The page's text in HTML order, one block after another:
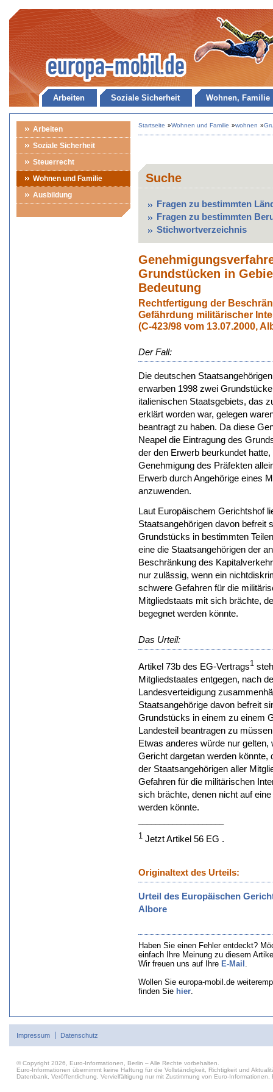
Arbeiten Soziale Sicherheit Wohnen, Familie
Arbeiten
Soziale Sicherheit
Steuerrecht
Wohnen und Familie
Ausbildung
Startseite »Wohnen und Familie »wohnen »
Suche
Fragen zu bestimmten
Fragen zu bestimmten
Stichwortverzeichnis
Grundstücken in
Bedeutung
Rechtfertigung der
Gefährdung militärischer
(C-423/98 vom 13.07.2000,
Der Fall:
Die deutschen
erwarben 1998 zwei
italienischen Staatsgebiets, das
erklärt worden war, gelegen
beantragt zu haben. Da diese
Neapel die Eintragung des
der den Erwerb beurkundet
Genehmigung des Präfekten
Erwerb durch Angehörige eines
anzuwenden.
Laut Europäischem Gerichtshof
Staatsangehörigen davon befreit
Grundstücks in bestimmten
eine die Staatsangehörigen der
Beschränkung des
nur zulässig, wenn ein
schwere Gefahren für die
Mitgliedstaats mit sich brächte,
begegnet werden könnte.
Das Urteil:
Artikel 73b des EG-Vertrags1
Mitgliedstaates entgegen, nach
Landesverteidigung
Staatsangehörige davon befreit
Grundstücks in einem zu einem
Landesteil beantragen zu
Etwas anderes würde nur
Gericht dargetan werden könnte,
der Staatsangehörigen aller
Gefahren für die militärischen
sich brächte, denen nicht auf
werden könnte.
1 Jetzt Artikel 56 EG .
Originaltext des Urteils:
Urteil des Europäischen
Albore
Haben Sie einen Fehler entdeckt?
einfach Ihre Meinung zu diesem
Wir freuen uns auf Ihre E-Mail
Wollen Sie europa-mobil.de
finden Sie hier
Impressum Datenschutz
© Copyright 2026, Euro-Informationen, Berlin – Alle Rechte vorbehalten.
Euro-Informationen übernimmt keine Haftung für die Vollständigkeit, Richtigkeit und
Datenbank, Veröffentlichung, Vervielfältigung nur mit Zustimmung von Euro-Informationen,